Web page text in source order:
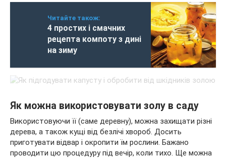
Читайте також:
4 простих і смачних
рецепта компоту з дині
на зиму
Як можна використовувати золу в саду
Використовуючи її (саме деревну), можна захищати різні
дерева, а також кущі від безлічі хвороб. Досить
приготувати відвар і окропити їм рослини. Бажано
проводити цю процедуру під вечір, коли тихо. Ще можна